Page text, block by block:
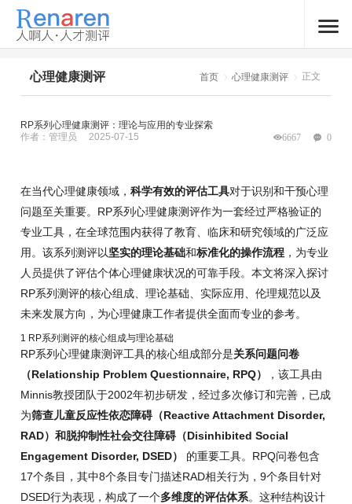
心理健康测评 首页 心理健康测评 正文
RP系列心理健康测评：理论与应用的专业探索
作者：管理员
2025-07-15 6667 0
在当代心理健康领域，科学有效的评估工具对于识别和干预心理
问题至关重要。RP系列心理健康测评作为一套经过严格验证的
专业工具，在全球范围内获得了教育、临床和研究领域的广泛应
用。该系列测评以坚实的理论基础和标准化的操作流程 ，为专业
人员提供了评估个体心理健康状况的可靠手段。本文将深入探讨
RP系列测评的核心组成、理论基础、实际应用、伦理规范以及
未来发展方向，为心理健康工作者提供全面而专业的参考。
1 RP系列测评的核心组成与理论基础
RP系列心理健康测评工具的核心组成部分是关系问题问卷
（Relationship Problem Questionnaire, RPQ）
，该工具由
Minnis教授团队于2002年初步研发，经过多次修订和完善，已成
为筛查儿童反应性依恋障碍（Reactive Attachment Disorder,
RAD）和脱抑制性社会交往障碍（Disinhibited Social
Engagement Disorder, DSED）
的重要工具。RPQ问卷包含
17个条目，其中8个条目专门描述RAD相关行为，9个条目针对
DSED行为表现，构成了一个多维度的评估体系。这种结构设计